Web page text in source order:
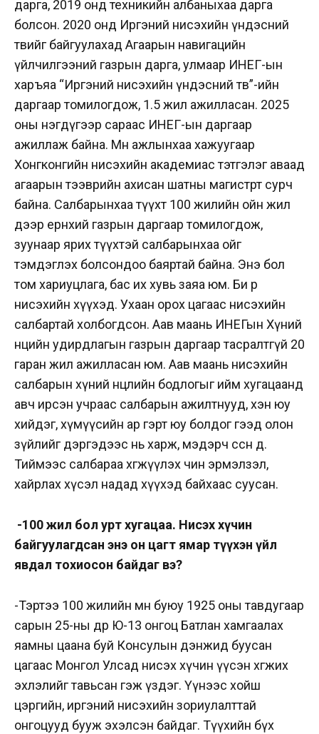
дарга, 2019 онд техникийн албаныхаа дарга
болсон. 2020 онд Иргэний нисэхийн үндэсний
төвийг байгуулахад Агаарын навигацийн
үйлчилгээний газрын дарга, улмаар ИНЕГ-ын
харъяа “Иргэний нисэхийн үндэсний төв”-ийн
даргаар томилогдож, 1.5 жил ажилласан. 2025
оны нэгдүгээр сараас ИНЕГ-ын даргаар
ажиллаж байна. Мөн ажлынхаа хажуугаар
Хонгконгийн нисэхийн академиас тэтгэлэг аваад
агаарын тээврийн ахисан шатны магистрт сурч
байна. Салбарынхаа түүхт 100 жилийн ойн жил
дээр ерөнхий газрын даргаар томилогдож,
зуунаар ярих түүхтэй салбарынхаа ойг
тэмдэглэх болсондоо баяртай байна. Энэ бол
том хариуцлага, бас их хувь заяа юм. Би өөрөө
нисэхийн хүүхэд. Ухаан орох цагаас нисэхийн
салбартай холбогдсон. Аав маань ИНЕГын Хүний
нөөцийн удирдлагын газрын даргаар тасралтгүй 20
гаран жил ажилласан юм. Аав маань нисэхийн
салбарын хүний нөөцлийн бодлогыг ийм хугацаанд
авч ирсэн учраас салбарын ажилтнууд, хэн юу
хийдэг, хүмүүсийн ар гэрт юу болдог гээд олон
зүйлийг дэргэдээс нь харж, мэдэрч өссөн дөө.
Тиймээс салбараа хөгжүүлэх чин эрмэлзэл,
хайрлах хүсэл надад хүүхэд байхаас суусан.
-100 жил бол урт хугацаа. Нисэх хүчин
байгуулагдсан энэ он цагт ямар түүхэн үйл
явдал тохиосон байдаг вэ?
-Тэртээ 100 жилийн өмнө буюу 1925 оны тавдугаар
сарын 25-ны өдөр Ю-13 онгоц Батлан хамгаалах
яамны цаана буй Консулын дэнжид буусан
цагаас Монгол Улсад нисэх хүчин үүсэн хөгжих
эхлэлийг тавьсан гэж үздэг. Үүнээс хойш
цэргийн, иргэний нисэхийн зориулалттай
онгоцууд бууж эхэлсэн байдаг. Түүхийн бүх